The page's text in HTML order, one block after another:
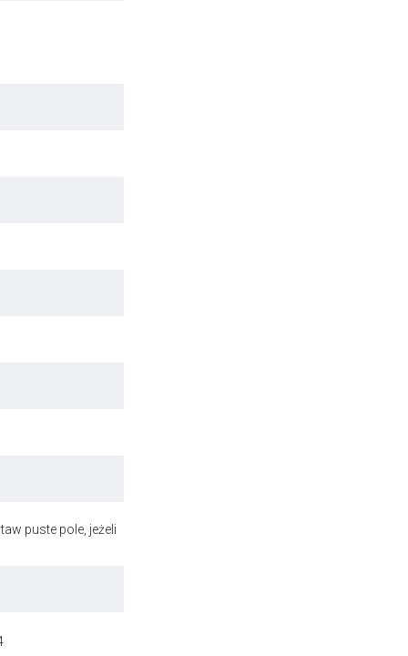
puste pole, jeżeli